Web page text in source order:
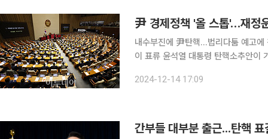
尹 경제정책 '올 스톱'…재정
내수부진에 尹탄핵…법리다툼 예고
이 표류 윤석열 대통령 탄핵소추안이 가결되면서 오랜 내수 부진, 내년 미국 트럼프 정부 출범에 대
재정운용 제약이 큰 상황에서 리더십
2024-12-14 17:09
간부들 대부분 출근...탄핵